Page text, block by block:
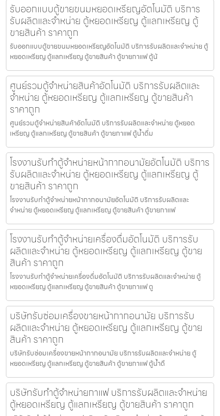
รับออกแบบตู้ขายขนมหยอดเหรียญ​​อัตโนมัติ บริการ
รับผลิตและจำหน่าย ตู้หยอดเหรียญ ตู้แลกเหรียญ ตู้
ขายสินค้า ราคาถูก
รับออกแบบตู้ขายขนมหยอดเหรียญ​​อัตโนมัติ บริการรับผลิตและจำหน่าย ตู้
หยอดเหรียญ ตู้แลกเหรียญ ตู้ขายสินค้า ตู้ขายกาแฟ ตู้น้
ศูนย์รวมตู้จำหน่ายสินค้า​อัตโนมัติ บริการรับผลิตและ
จำหน่าย ตู้หยอดเหรียญ ตู้แลกเหรียญ ตู้ขายสินค้า
ราคาถูก
ศูนย์รวมตู้จำหน่ายสินค้า​อัตโนมัติ บริการรับผลิตและจำหน่าย ตู้หยอด
เหรียญ ตู้แลกเหรียญ ตู้ขายสินค้า ตู้ขายกาแฟ ตู้น้ำดื่ม
โรงงานรับทำตู้จำหน่ายหน้ากากอนามัย​อัตโนมัติ บริการ
รับผลิตและจำหน่าย ตู้หยอดเหรียญ ตู้แลกเหรียญ ตู้
ขายสินค้า ราคาถูก
โรงงานรับทำตู้จำหน่ายหน้ากากอนามัย​อัตโนมัติ บริการรับผลิตและ
จำหน่าย ตู้หยอดเหรียญ ตู้แลกเหรียญ ตู้ขายสินค้า ตู้ขายกาแฟ
โรงงานรับทำตู้จำหน่ายเครื่องดื่ม​อัตโนมัติ บริการรับ
ผลิตและจำหน่าย ตู้หยอดเหรียญ ตู้แลกเหรียญ ตู้ขาย
สินค้า ราคาถูก
โรงงานรับทำตู้จำหน่ายเครื่องดื่ม​อัตโนมัติ บริการรับผลิตและจำหน่าย ตู้
หยอดเหรียญ ตู้แลกเหรียญ ตู้ขายสินค้า ตู้ขายกาแฟ ตู
บริษัทรับซ่อมเครื่องขายหน้ากากอนามัย บริการรับ
ผลิตและจำหน่าย ตู้หยอดเหรียญ ตู้แลกเหรียญ ตู้ขาย
สินค้า ราคาถูก
บริษัทรับซ่อมเครื่องขายหน้ากากอนามัย บริการรับผลิตและจำหน่าย ตู้
หยอดเหรียญ ตู้แลกเหรียญ ตู้ขายสินค้า ตู้ขายกาแฟ ตู้น้ำดื
บริษัทรับทำตู้จำหน่ายกาแฟ บริการรับผลิตและจำหน่าย
ตู้หยอดเหรียญ ตู้แลกเหรียญ ตู้ขายสินค้า ราคาถูก